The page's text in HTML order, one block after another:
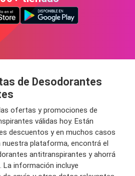
de Desodorantes
ofertas y promociones de
válidas hoy. Están
descuentos y en muchos casos
nuestra plataforma, encontrá el
antitranspirantes y ahorrá
La información incluye